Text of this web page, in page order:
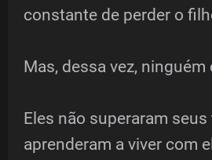
constante de perder o
Mas, dessa vez, ninguém
Eles não superaram
aprenderam a viver com